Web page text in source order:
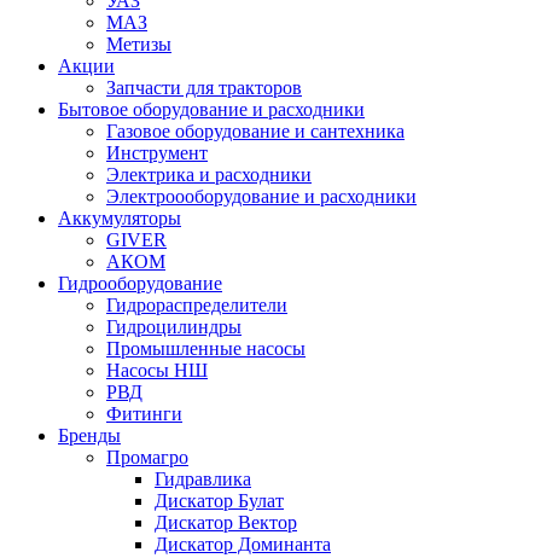
МАЗ
Метизы
Акции
Запчасти для тракторов
Бытовое оборудование и расходники
Газовое оборудование и сантехника
Инструмент
Электрика и расходники
Электроооборудование и расходники
Аккумуляторы
GIVER
АКОМ
Гидрооборудование
Гидрораспределители
Гидроцилиндры
Промышленные насосы
Насосы НШ
РВД
Фитинги
Бренды
Промагро
Гидравлика
Дискатор Булат
Дискатор Вектор
Дискатор Доминанта